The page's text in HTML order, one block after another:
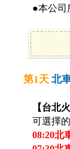
●本公司
第1天 北
【台北
可選擇
08:20北